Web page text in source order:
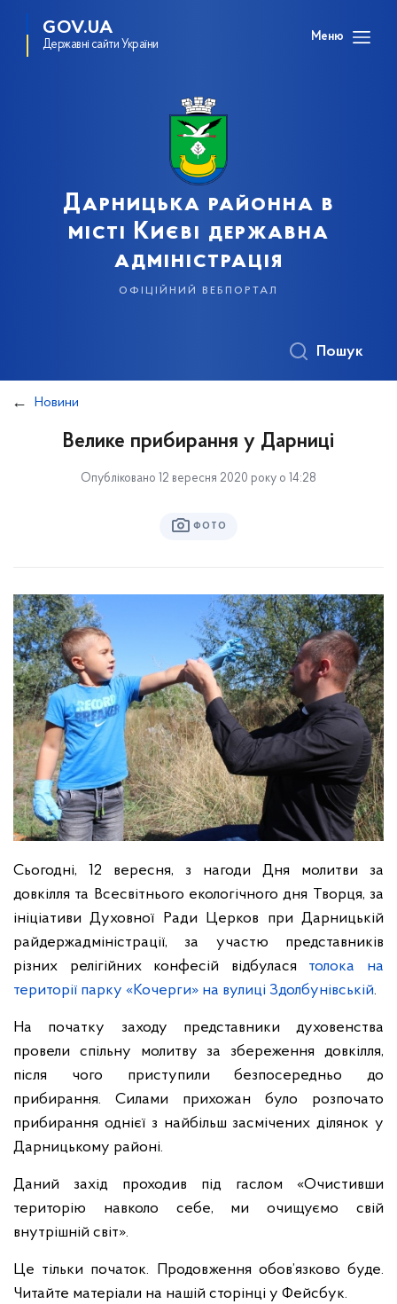
GOV.UA
Державні сайти України
Меню
Дарницька районна в
місті Києві державна
адміністрація
офіційний вебпортал
Пошук
Новини
Велике прибирання у Дарниці
Опубліковано 12 вересня 2020 року о 14:28
ФОТО
Сьогодні, 12 вересня, з нагоди Дня молитви за
довкілля та Всесвітнього екологічного дня Творця, за
ініціативи Духовної Ради Церков при Дарницькій
райдержадміністрації, за участю представників
різних релігійних конфесій відбулася толока на
території парку «Кочерги» на вулиці Здолбунівській.
На початку заходу представники духовенства
провели спільну молитву за збереження довкілля,
після чого приступили безпосередньо до
прибирання. Силами прихожан було розпочато
прибирання однієї з найбільш засмічених ділянок у
Дарницькому районі.
Даний захід проходив під гаслом «Очистивши
територію навколо себе, ми очищуємо свій
внутрішній світ».
Це тільки початок. Продовження обов’язково буде.
Читайте матеріали на нашій сторінці у Фейсбук.